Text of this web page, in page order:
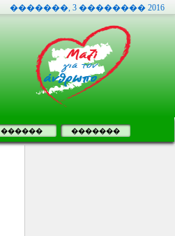
�������, 3 �������� 2016
������ �������